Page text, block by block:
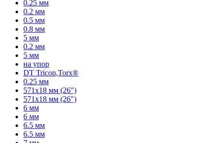
0.25 мм
0.2 мм
0.5 мм
0.8 мм
5 мм
0.2 мм
5 мм
на упор
DT Tricon,Torx®
0.25 мм
571x18 мм (26")
571x18 мм (26")
6 мм
6 мм
6.5 мм
6.5 мм